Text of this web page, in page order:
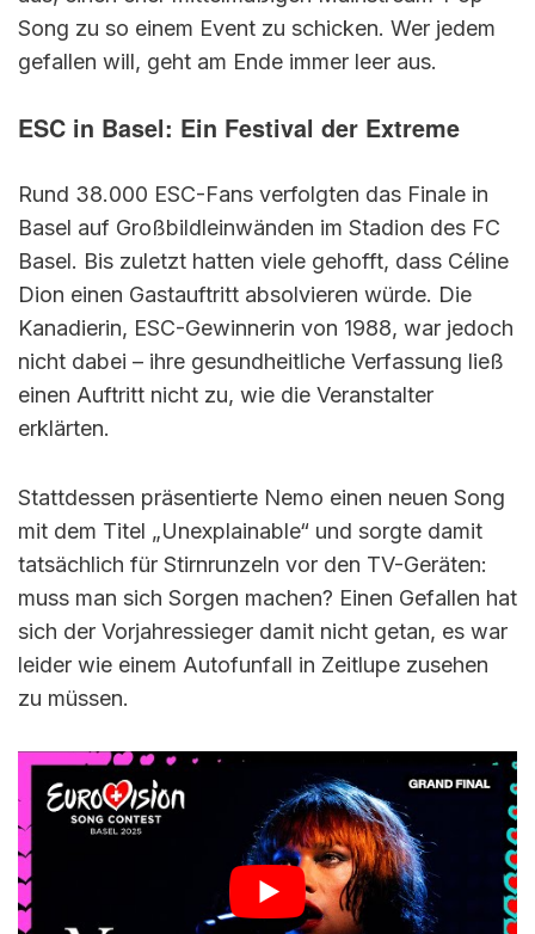
Song zu so einem Event zu schicken. Wer jedem
gefallen will, geht am Ende immer leer aus.
ESC in Basel: Ein Festival der Extreme
Rund 38.000 ESC-Fans verfolgten das Finale in
Basel auf Großbildleinwänden im Stadion des FC
Basel. Bis zuletzt hatten viele gehofft, dass Céline
Dion einen Gastauftritt absolvieren würde. Die
Kanadierin, ESC-Gewinnerin von 1988, war jedoch
nicht dabei – ihre gesundheitliche Verfassung ließ
einen Auftritt nicht zu, wie die Veranstalter
erklärten.
Stattdessen präsentierte Nemo einen neuen Song
mit dem Titel „Unexplainable“ und sorgte damit
tatsächlich für Stirnrunzeln vor den TV-Geräten:
muss man sich Sorgen machen? Einen Gefallen hat
sich der Vorjahressieger damit nicht getan, es war
leider wie einem Autofunfall in Zeitlupe zusehen
zu müssen.